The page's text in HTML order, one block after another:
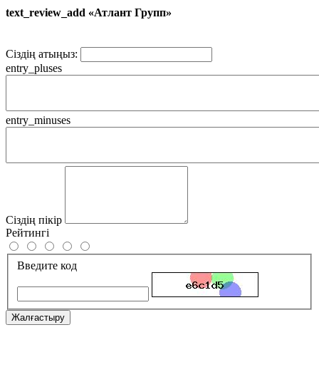
text_review_add «Атлант Групп»
Сіздің атыңыз:
entry_pluses
entry_minuses
Сіздің пікір
Рейтингі
Введите код
Жалғастыру